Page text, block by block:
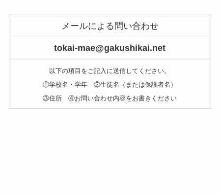
メールによる問い合わせ
tokai-mae@gakushikai.net
以下の項目をご記入に送信してください。
①学校名・学年 ②生徒名（または保護者名）
③住所 ④お問い合わせ内容をお書きください